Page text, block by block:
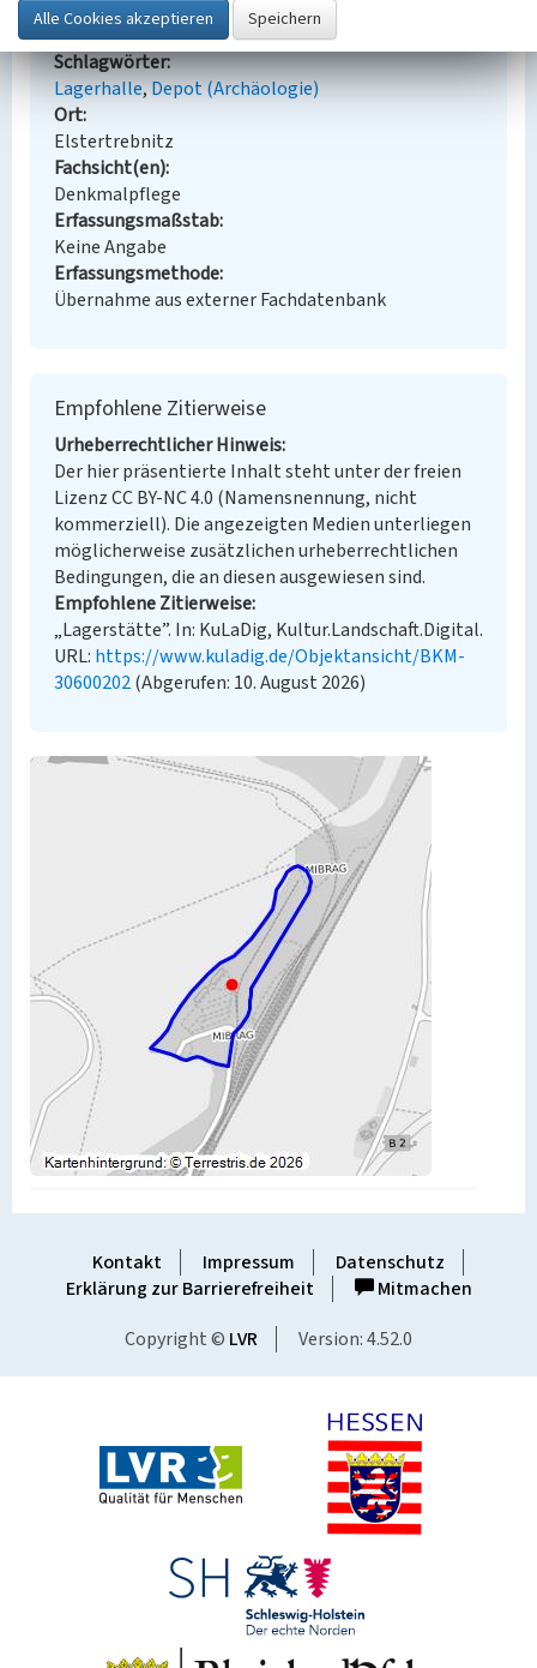
Lagerstätte
Schlagwörter
Lagerhalle Depot (Archäologie)
Ort
Elstertrebnitz
Fachsicht(en)
Denkmalpflege
Erfassungsmaßstab
Keine Angabe
Erfassungsmethode
Übernahme aus externer Fachdatenbank
Empfohlene Zitierweise
Urheberrechtlicher Hinweis
Der hier präsentierte Inhalt steht unter der freien
Lizenz CC BY-NC 4.0 (Namensnennung, nicht
kommerziell). Die angezeigten Medien unterliegen
möglicherweise zusätzlichen urheberrechtlichen
Bedingungen, die an diesen ausgewiesen sind.
Empfohlene Zitierweise
„Lagerstätte”. In: KuLaDig, Kultur.Landschaft.Digital.
URL: https://www.kuladig.de/Objektansicht/BKM-
30600202(Abgerufen: 10. August 2026)
Kontakt Impressum
Datenschutz
Erklärung zur Barrierefreiheit
Mitmachen
Copyright © LVR Version: 4.52.0